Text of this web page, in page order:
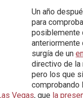
Un año
para
posiblemente
anteriormente
surgía de un
directivo de la
pero los que
comprobando
Vegas, que la